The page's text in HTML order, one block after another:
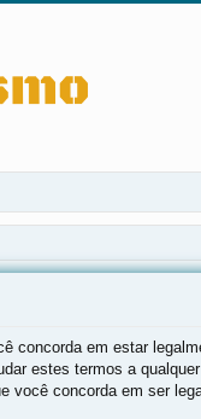
concorda em estar
estes termos a
concorda em ser